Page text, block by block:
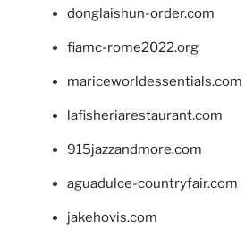
donglaishun-order.com
fiamc-rome2022.org
mariceworldessentials.com
lafisheriarestaurant.com
915jazzandmore.com
aguadulce-countryfair.com
jakehovis.com